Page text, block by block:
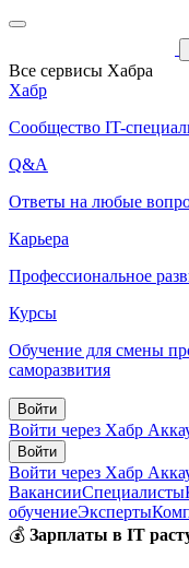
Все сервисы Хабра
Хабр
Сообщество IT-
Q&A
Ответы на любые
Карьера
Профессиональное
Курсы
Обучение для смены
саморазвития
Войти
Войти через Хабр
Войти
Войти через Хабр
ВакансииСпециалисты
обучениеЭксперты
💰 Зарплаты в IT